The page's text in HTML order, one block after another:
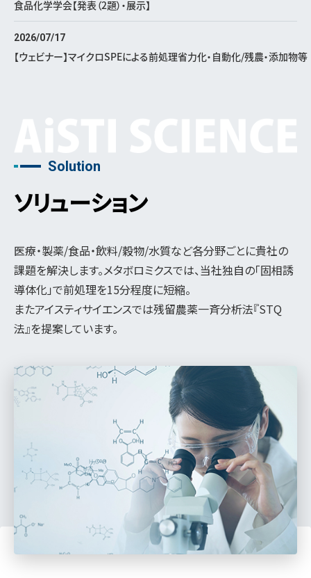
食品化学学会【発表（2題）・展示】
2026/07/17
【ウェビナー】マイクロSPEによる前処理省力化・自動化/残農・添加物等
Solution
ソリューション
医療・製薬/食品・飲料/穀物/水質など各分野ごとに貴社の
課題を解決します。メタボロミクスでは、当社独自の「固相誘
導体化」で前処理を15分程度に短縮。
またアイスティサイエンスでは残留農薬一斉分析法『STQ
法』を提案しています。